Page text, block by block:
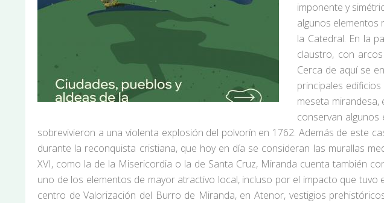
imponente y
algunos elementos
la Catedral. En la
claustro, con
Cerca de aquí se
principales
meseta
conservan
sobrevivieron a una violenta explosión del polvorín en 1762. Además de este
durante la reconquista cristiana, que hoy en día se consideran las murallas
XVI, como la de la Misericordia o la de Santa Cruz, Miranda cuenta también
uno de los elementos de mayor atractivo local, incluso por el impacto que
centro de Valorización del Burro de Miranda, en Atenor, vestigios